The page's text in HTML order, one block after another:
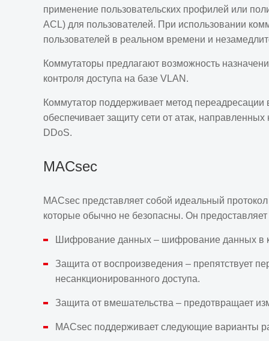
применение пользовательских профилей или
ACL) для пользователей. При использовании
пользователей в реальном времени и
Коммутаторы предлагают возможность
контроля доступа на базе VLAN.
Коммутатор поддерживает метод
обеспечивает защиту сети от атак,
DDoS.
MACsec
MACsec представляет собой идеальный
которые обычно не безопасны. Он
Шифрование данных – шифрование данных в
Защита от воспроизведения – препятствует
несанкционированного доступа.
Защита от вмешательства – предотвращает
MACsec поддерживает следующие варианты